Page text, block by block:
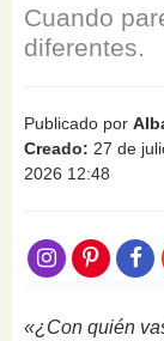
Cuando
diferentes.
Publicado por
Creado: 27 de
2026 12:48
«¿Con quién